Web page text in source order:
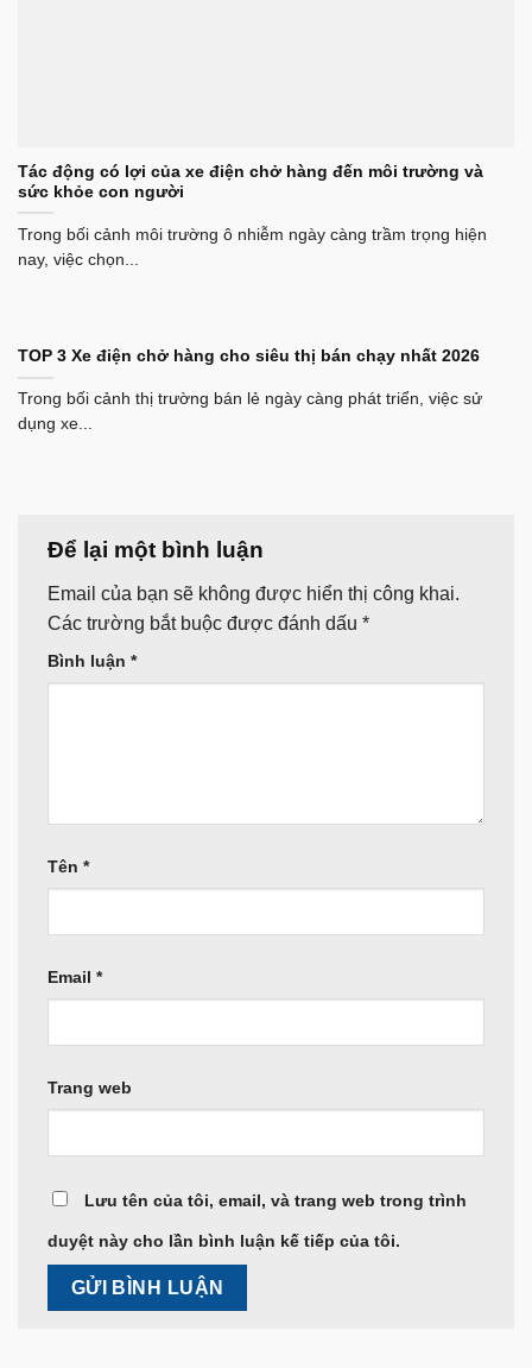
Tác động có lợi của xe điện chở hàng đến môi trường và
sức khỏe con người
Trong bối cảnh môi trường ô nhiễm ngày càng trầm trọng hiện
nay, việc chọn...
TOP 3 Xe điện chở hàng cho siêu thị bán chạy nhất 2026
Trong bối cảnh thị trường bán lẻ ngày càng phát triển, việc sử
dụng xe...
Để lại một bình luận
Email của bạn sẽ không được hiển thị công khai.
Các trường bắt buộc được đánh dấu *
Bình luận *
Tên *
Email *
Trang web
Lưu tên của tôi, email, và trang web trong trình
duyệt này cho lần bình luận kế tiếp của tôi.